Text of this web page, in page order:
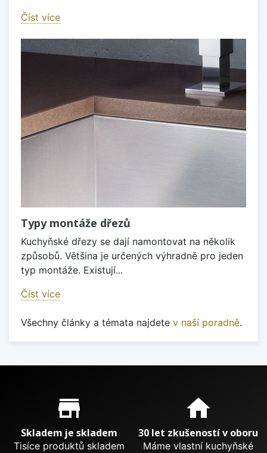
Číst více
Typy montáže dřezů
Kuchyňské dřezy se dají namontovat na několik
způsobů. Většina je určených výhradně pro jeden
typ montáže. Existují...
Číst více
Všechny články a témata najdete v naší poradně.
Proč nakupovat u nás?
store_mall_directory
Skladem je skladem
Tisíce produktů skladem
home
30 let zkušeností v oboru
Máme vlastní kuchyňské